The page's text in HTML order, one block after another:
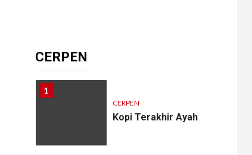
CERPEN
1
CERPEN
Kopi Terakhir Ayah